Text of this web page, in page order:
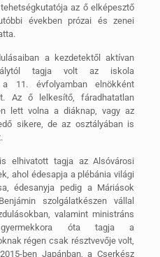
az ő elképesztő
években prózai és zenei
a kezdetektől aktívan
tagja volt az iskola
a 11. évfolyamban elnökként
Az ő lelkesítő, fáradhatatlan
lett volna a diáknap, vagy az
sikere, de az osztályában is
elhivatott tagja az Alsóvárosi
ahol édesapja a plébánia világi
édesanyja pedig a Máriások
szolgálatkészen vállal
valamint ministráns
óta tagja a
régen csak résztvevője volt,
ben Japánban, a Cserkész